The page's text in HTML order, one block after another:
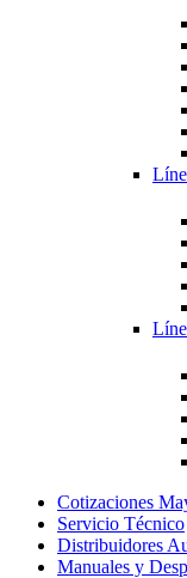
Cotizaciones
Servicio Técnico
Distribuidores
Manuales y